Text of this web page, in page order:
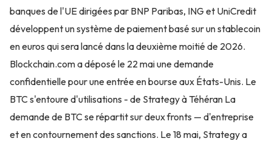
banques de l'UE dirigées par BNP Paribas, ING et UniCredit
développent un système de paiement basé sur un stablecoin
en euros qui sera lancé dans la deuxième moitié de 2026.
Blockchain.com a déposé le 22 mai une demande
confidentielle pour une entrée en bourse aux États-Unis. Le
BTC s'entoure d'utilisations - de Strategy à Téhéran La
demande de BTC se répartit sur deux fronts — d'entreprise
et en contournement des sanctions. Le 18 mai, Strategy a